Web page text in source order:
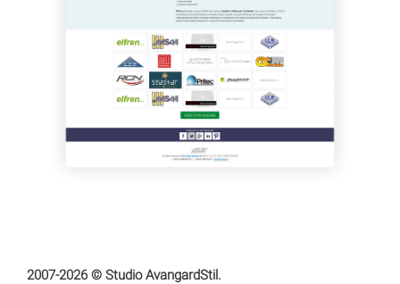
2007-2026 © Studio AvangardStil.